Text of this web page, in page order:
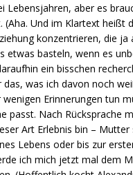
Lebensjahren, aber es
Und im Klartext heißt
konzentrieren, die ja
etwas basteln, wenn es
ein bisschen
was ich davon noch
Erinnerungen tun
passt. Nach Rücksprache
Art Erlebnis bin –
Lebens oder bis zur
ich mich jetzt mal dem